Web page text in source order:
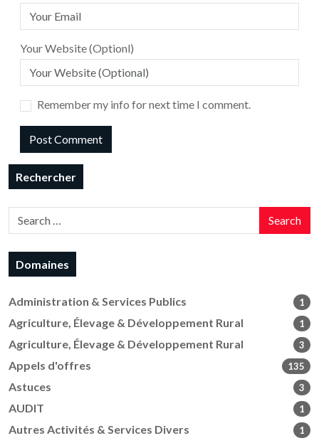
Your Website (Optionl)
Remember my info for next time I comment.
Rechercher
Search
Domaines
Administration & Services Publics 1
Agriculture, Élevage & Développement Rural 1
Agriculture, Élevage & Développement Rural 3
Appels d'offres 135
Astuces 3
AUDIT 1
Autres Activités & Services Divers 1